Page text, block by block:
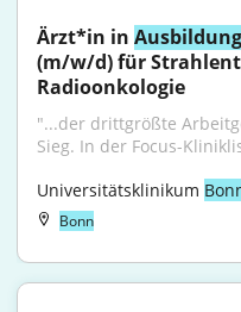
Ärzt*in in Ausbildung
(m/w/d) für
Radioonkologie
"...der drittgrößte
Sieg. In der Focus-
Universitätsklinikum
Bonn